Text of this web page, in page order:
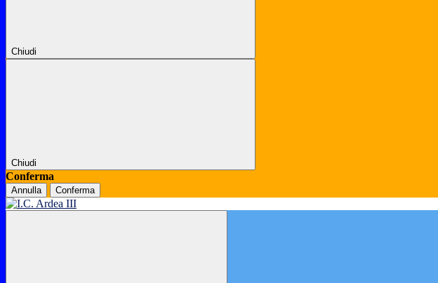
Chiudi
Chiudi
Conferma
Annulla Conferma